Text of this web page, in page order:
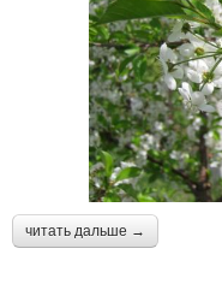
читать дальше →